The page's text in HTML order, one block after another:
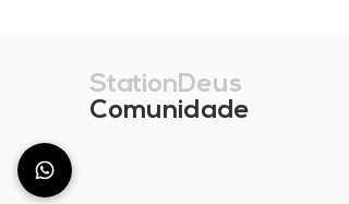
StationDeus
Comunidade